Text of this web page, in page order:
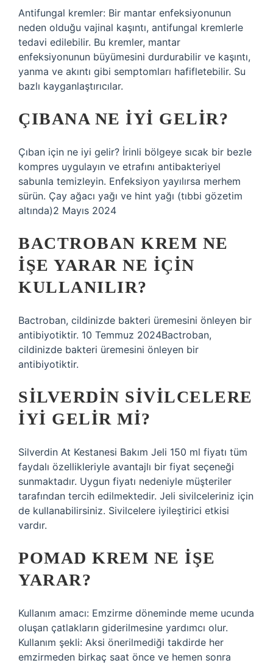
Antifungal kremler: Bir mantar enfeksiyonunun
neden olduğu vajinal kaşıntı, antifungal kremlerle
tedavi edilebilir. Bu kremler, mantar
enfeksiyonunun büyümesini durdurabilir ve kaşıntı,
yanma ve akıntı gibi semptomları hafifletebilir. Su
bazlı kayganlaştırıcılar.
ÇIBANA NE IYI GELIR?
Çıban için ne iyi gelir? İrinli bölgeye sıcak bir bezle
kompres uygulayın ve etrafını antibakteriyel
sabunla temizleyin. Enfeksiyon yayılırsa merhem
sürün. Çay ağacı yağı ve hint yağı (tıbbi gözetim
altında)2 Mayıs 2024
BACTROBAN KREM NE
IŞE YARAR NE IÇIN
KULLANILIR?
Bactroban, cildinizde bakteri üremesini önleyen bir
antibiyotiktir. 10 Temmuz 2024Bactroban,
cildinizde bakteri üremesini önleyen bir
antibiyotiktir.
SILVERDIN SIVILCELERE
IYI GELIR MI?
Silverdin At Kestanesi Bakım Jeli 150 ml fiyatı tüm
faydalı özellikleriyle avantajlı bir fiyat seçeneği
sunmaktadır. Uygun fiyatı nedeniyle müşteriler
tarafından tercih edilmektedir. Jeli sivilceleriniz için
de kullanabilirsiniz. Sivilcelere iyileştirici etkisi
vardır.
POMAD KREM NE IŞE
YARAR?
Kullanım amacı: Emzirme döneminde meme ucunda
oluşan çatlakların giderilmesine yardımcı olur.
Kullanım şekli: Aksi önerilmediği takdirde her
emzirmeden birkaç saat önce ve hemen sonra